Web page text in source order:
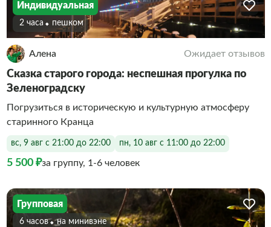
Индивидуальная
2 часа Пешком
Алена Ожидает отзывов
Сказка старого города: неспешная прогулка по
Зеленоградску
Погрузиться в историческую и культурную атмосферу
старинного Кранца
вс, 9 авг с 21:00 до 22:00 пн, 10 авг с 11:00 до 22:00
5 500 ₽за группу, 1-6 человек
Групповая
6 часов На минивэне